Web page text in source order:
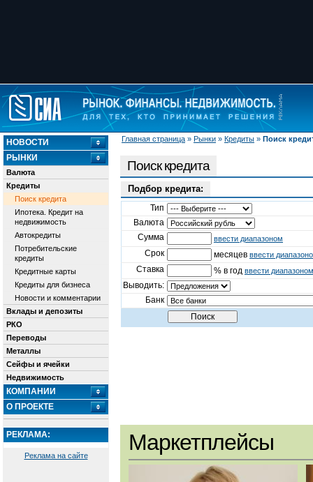
Главная страница » Рынки » Кредиты » Поиск
НОВОСТИ
РЫНКИ
Валюта
Кредиты
Поиск кредита
Ипотека. Кредит на
недвижимость
Автокредиты
Потребительские
кредиты
Кредитные карты
Кредиты для бизнеса
Новости и комментарии
Вклады и депозиты
РКО
Переводы
Металлы
Сейфы и ячейки
Недвижимость
КОМПАНИИ
О ПРОЕКТЕ
РЕКЛАМА:
Реклама на сайте
Поиск кредита
Подбор кредита:
Тип
Валюта
Сумма
ввести диапазоном
Срок месяцев ввести
Ставка % в год ввести диапазоном
Выводить:
Банк
Маркетплейсы